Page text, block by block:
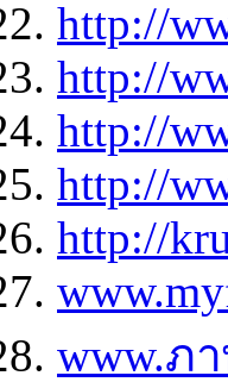
http://
http://
http://
http://
http://
www.ภ